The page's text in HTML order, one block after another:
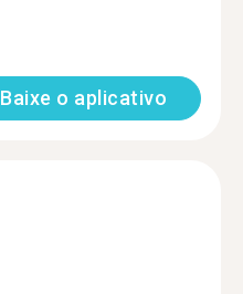
Baixe o aplicativo